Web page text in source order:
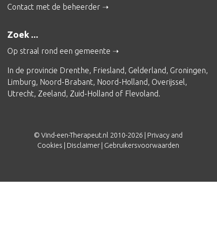
Contact met de beheerder
Zoek ...
Op straal rond een gemeente
In de provincie Drenthe, Friesland, Gelderland, Groningen,
Limburg, Noord-Brabant, Noord-Holland, Overijssel,
Utrecht, Zeeland, Zuid-Holland of Flevoland.
© Vind-een-Therapeut.nl 2010-2026 | Privacy and
Cookies
Disclaimer Gebruikersvoorwaarden